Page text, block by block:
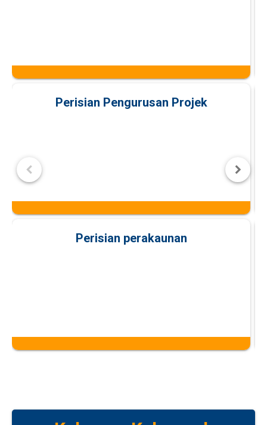
Perisian Pengurusan Projek
Perisian perakaunan